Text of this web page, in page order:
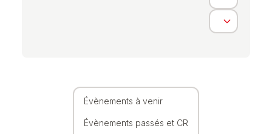
Évènements à venir
Évènements passés et CR